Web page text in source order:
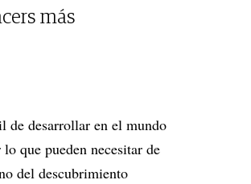
más
de desarrollar en el mundo
que pueden necesitar de
del descubrimiento